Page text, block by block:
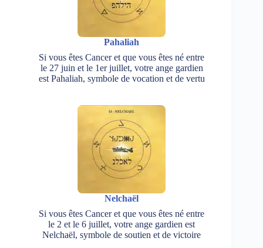
Pahaliah
Si vous êtes Cancer et que vous êtes né entre
le 27 juin et le 1er juillet, votre ange gardien
est Pahaliah, symbole de vocation et de vertu
Nelchaël
Si vous êtes Cancer et que vous êtes né entre
le 2 et le 6 juillet, votre ange gardien est
Nelchaël, symbole de soutien et de victoire